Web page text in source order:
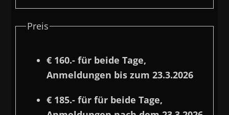
Preis
€ 160.- für beide Tage,
Anmeldungen bis zum 23.3.2026
€ 185.- für für beide Tage,